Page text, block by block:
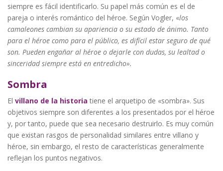
siempre es fácil identificarlo. Su papel más común es el de
pareja o interés romántico del héroe. Según Vogler, «los
camaleones cambian su apariencia o su estado de ánimo. Tanto
para el héroe como para el público, es difícil estar seguro de qué
son. Pueden engañar al héroe o dejarle con dudas, su lealtad o
sinceridad siempre está en entredicho».
Sombra
El villano de la historia tiene el arquetipo de «sombra». Sus
objetivos siempre son diferentes a los presentados por el héroe
y, por tanto, puede que sea necesario destruirlo. Es muy común
que existan rasgos de personalidad similares entre villano y
héroe, sin embargo, el resto de características generalmente
reflejan los puntos negativos.